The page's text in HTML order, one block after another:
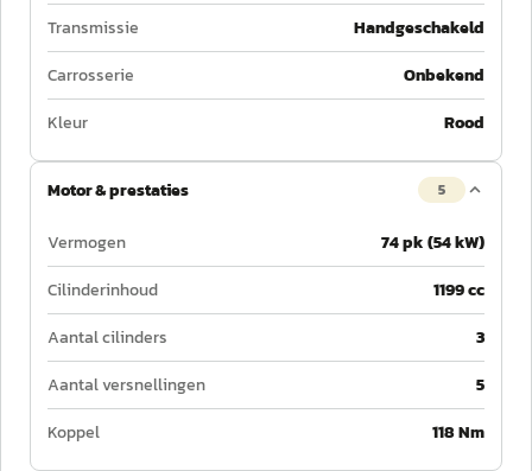
Transmissie
Handgeschakeld
Carrosserie
Onbekend
Kleur
Rood
Motor & prestaties 5
Vermogen
74 pk (54 kW)
Cilinderinhoud
1199 cc
Aantal cilinders
3
Aantal versnellingen
5
Koppel
118 Nm